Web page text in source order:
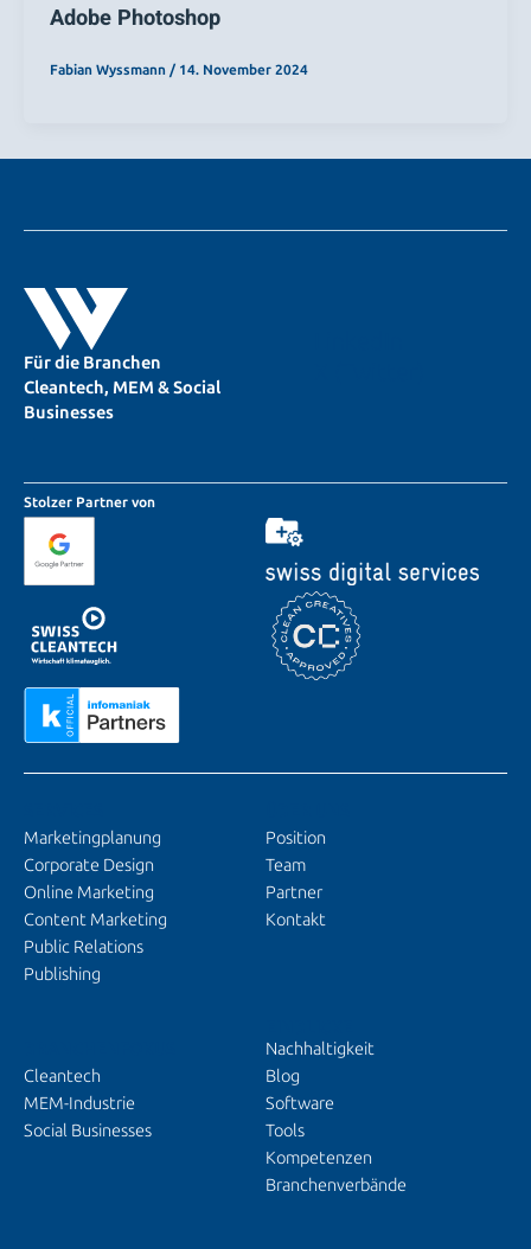
Adobe Photoshop
Fabian Wyssmann / 14. November 2024
Für die Branchen
Cleantech, MEM & Social
Businesses
Stolzer Partner von
Marketingplanung
Corporate Design
Online Marketing
Content Marketing
Public Relations
Publishing
Cleantech
MEM-Industrie
Social Businesses
Position
Team
Partner
Kontakt
Nachhaltigkeit
Blog
Software
Tools
Kompetenzen
Branchenverbände